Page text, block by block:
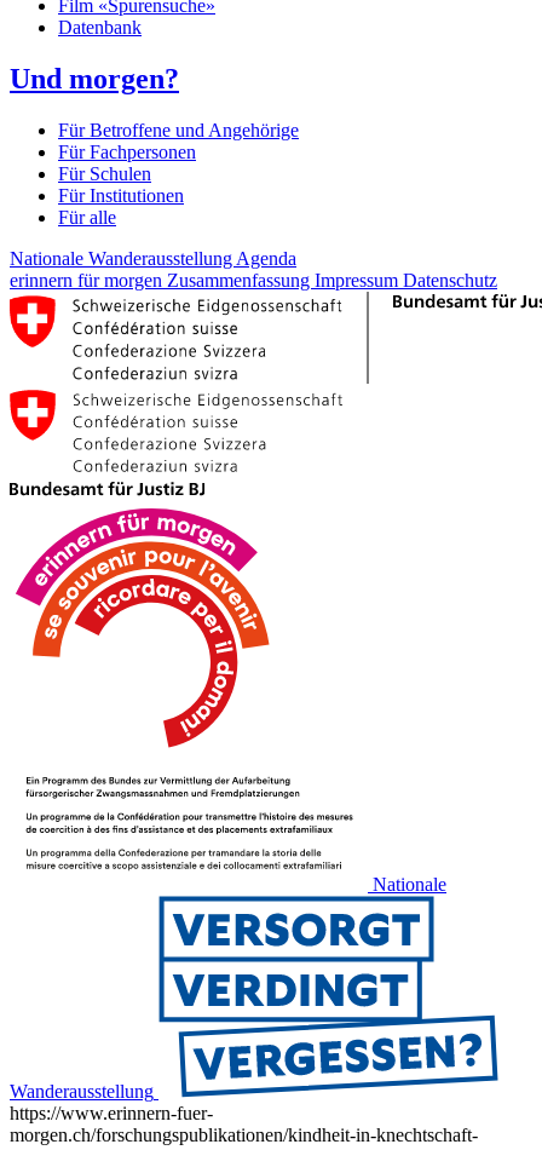
Film «Spurensuche»
Datenbank
Und morgen?
Für Betroffene und Angehörige
Für Fachpersonen
Für Schulen
Für Institutionen
Für alle
Nationale Wanderausstellung Agenda
erinnern für morgen Zusammenfassung Impressum Datenschutz
Nationale
Wanderausstellung
https://www.erinnern-fuer-
morgen.ch/forschungspublikationen/kindheit-in-knechtschaft-